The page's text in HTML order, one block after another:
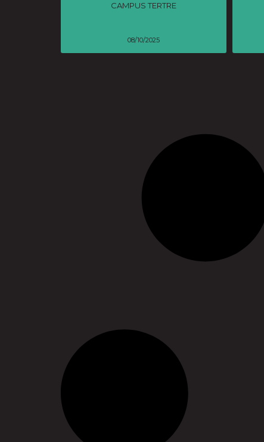
CAMPUS TERTRE
08/10/2025